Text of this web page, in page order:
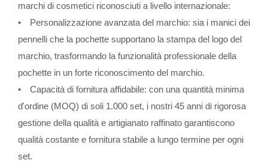
marchi di cosmetici riconosciuti a livello internazionale:
• Personalizzazione avanzata del marchio: sia i manici dei
pennelli che la pochette supportano la stampa del logo del
marchio, trasformando la funzionalità professionale della
pochette in un forte riconoscimento del marchio.
• Capacità di fornitura affidabile: con una quantità minima
d'ordine (MOQ) di soli 1.000 set, i nostri 45 anni di rigorosa
gestione della qualità e artigianato raffinato garantiscono
qualità costante e fornitura stabile a lungo termine per ogni
set.